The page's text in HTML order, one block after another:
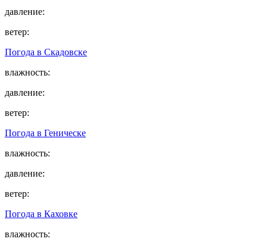
давление:
ветер:
Погода в Скадовске
влажность:
давление:
ветер:
Погода в Геническе
влажность:
давление:
ветер:
Погода в Каховке
влажность: